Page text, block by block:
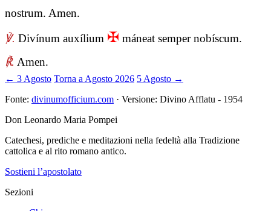
nostrum. Amen.
℣. Divínum auxílium ✠ máneat semper nobíscum.
℟. Amen.
← 3 Agosto Torna a Agosto 2026 5 Agosto →
Fonte: divinumofficium.com · Versione: Divino Afflatu - 1954
Don Leonardo Maria Pompei
Catechesi, prediche e meditazioni nella fedeltà alla Tradizione
cattolica e al rito romano antico.
Sostieni l’apostolato
Sezioni